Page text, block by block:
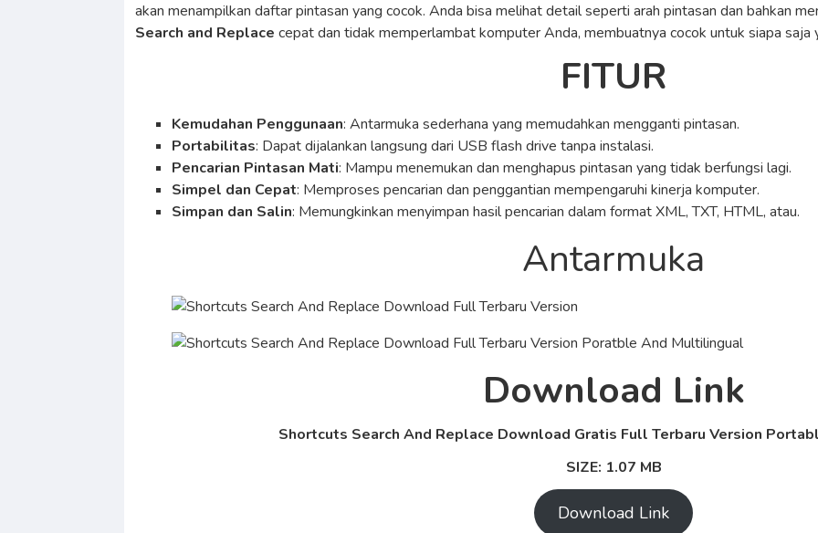
akan menampilkan daftar pintasan yang cocok. Anda bisa melihat detail seperti arah pintasan dan bahkan
Search and Replace cepat dan tidak memperlambat komputer Anda, membuatnya cocok untuk siapa saja
FITUR
Kemudahan Penggunaan: Antarmuka sederhana yang memudahkan mengganti pintasan.
Portabilitas: Dapat dijalankan langsung dari USB flash drive tanpa instalasi.
Pencarian Pintasan Mati: Mampu menemukan dan menghapus pintasan yang tidak berfungsi lagi.
Simpel dan Cepat: Memproses pencarian dan penggantian mempengaruhi kinerja komputer.
Simpan dan Salin: Memungkinkan menyimpan hasil pencarian dalam format XML, TXT, HTML, atau.
Antarmuka
Download Link
Shortcuts Search And Replace Download Gratis Full Terbaru Version
SIZE: 1.07 MB
Download Link